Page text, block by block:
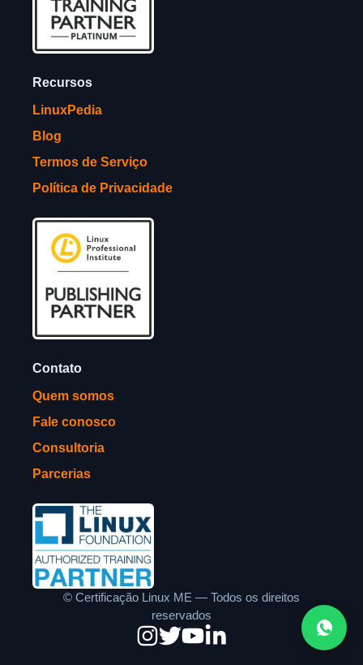
Recursos
LinuxPedia
Blog
Termos de Serviço
Política de Privacidade
Contato
Quem somos
Fale conosco
Consultoria
Parcerias
© Certificação Linux ME — Todos os direitos
reservados